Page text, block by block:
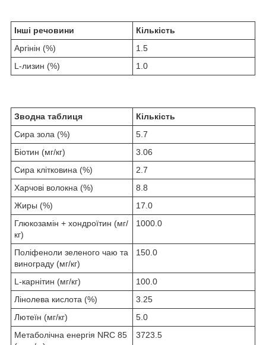
Інші речовини
Кількість
Аргінін (%)
1.5
L-лизин (%)
1.0
Зводна таблиця
Кількість
Сира зола (%)
5.7
Біотин (мг/кг)
3.06
Сира клітковина (%)
2.7
Харчові волокна (%)
8.8
Жиры (%)
17.0
Глюкозамін + хондроїтин (мг/
кг)
1000.0
Поліфеноли зеленого чаю та
винограду (мг/кг)
150.0
L-карнітин (мг/кг)
100.0
Лінолева кислота (%)
3.25
Лютеїн (мг/кг)
5.0
Метаболічна енергія NRC 85
3723.5